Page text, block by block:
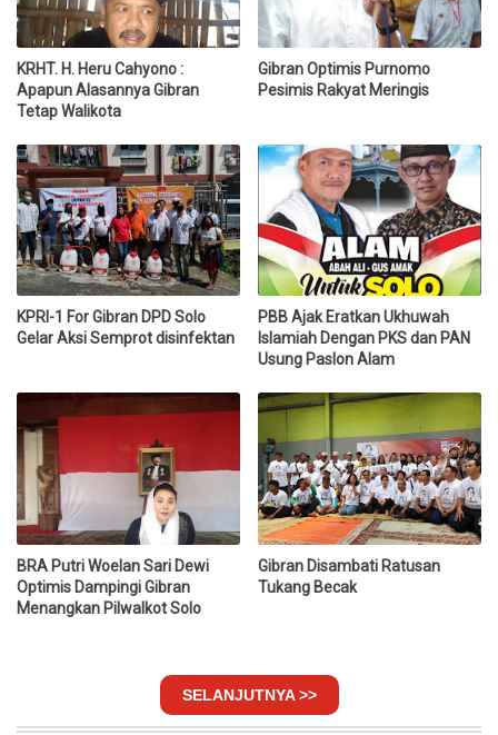
KRHT. H. Heru Cahyono :
Apapun Alasannya Gibran
Tetap Walikota
Gibran Optimis Purnomo
Pesimis Rakyat Meringis
KPRI-1 For Gibran DPD Solo
Gelar Aksi Semprot disinfektan
PBB Ajak Eratkan Ukhuwah
Islamiah Dengan PKS dan PAN
Usung Paslon Alam
BRA Putri Woelan Sari Dewi
Optimis Dampingi Gibran
Menangkan Pilwalkot Solo
Gibran Disambati Ratusan
Tukang Becak
SELANJUTNYA >>